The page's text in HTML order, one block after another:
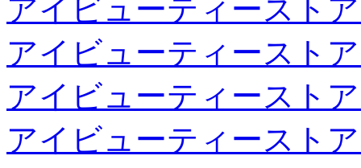
アイビューティースト
アイビューティースト
アイビューティースト
アイビューティースト